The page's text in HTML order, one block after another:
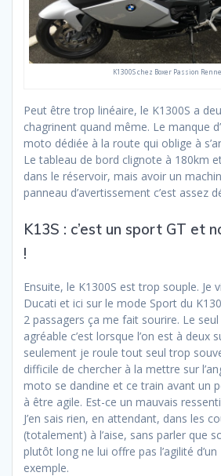
K1300S chez Boxer Passion
Peut être trop linéaire, le K1300S a
chagrinent quand même. Le manque
moto dédiée à la route qui oblige à
Le tableau de bord clignote à 180km
dans le réservoir, mais avoir un
panneau d’avertissement c’est assez
K13S : c’est un sport GT et
!
Ensuite, le K1300S est trop souple. Je
Ducati et ici sur le mode Sport du
2 passagers ça me fait sourire. Le
agréable c’est lorsque l’on est à deux
seulement je roule tout seul trop
difficile de chercher à la mettre sur
moto se dandine et ce train avant un
à être agile. Est-ce un mauvais
J’en sais rien, en attendant, dans les
(totalement) à l’aise, sans parler que
plutôt long ne lui offre pas l’agilité
exemple.